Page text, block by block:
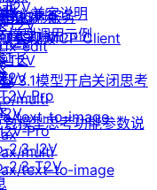
兼容说明
模型调用示例
V3.1模型开启关闭思考
模型思考功能参数说
edit
multi
text-to-image
multi
text-to-image
生视频
生视频
长
I2V
T2V
I2V
T2V
Pro
Pro
2.3-I2V
2.3-T2V
hd
TTS
MCP 服务
实现 MCP Client